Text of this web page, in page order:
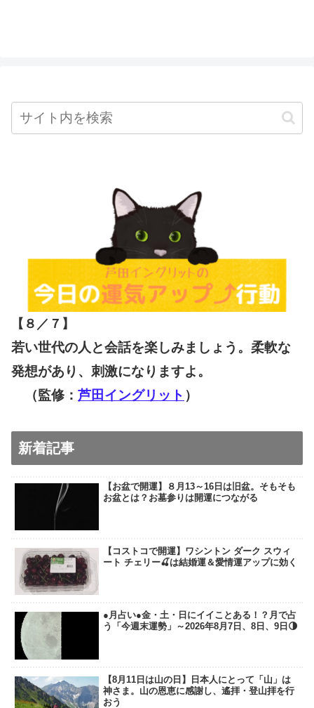
【８／７ 】
若い世代の人と会話を楽しみましょう。柔軟な
発想があり、刺激になりますよ。
（監修： 芦田イングリット ）
新着記事
【お盆で開運】８月13～16日は旧盆。そもそも
お盆とは？お墓参りは開運につながる
【コストコで開運】ワシントン ダーク スウィ
ート チェリー🍒は結婚運＆愛情運アップに効く
●月占い●金・土・日にイイことある！？月で占
う「今週末運勢」～2026年8月7日、8日、9日🌗
【8月11日は山の日】日本人にとって「山」は
神さま。山の恩恵に感謝し、遙拝・登山拝を行
おう